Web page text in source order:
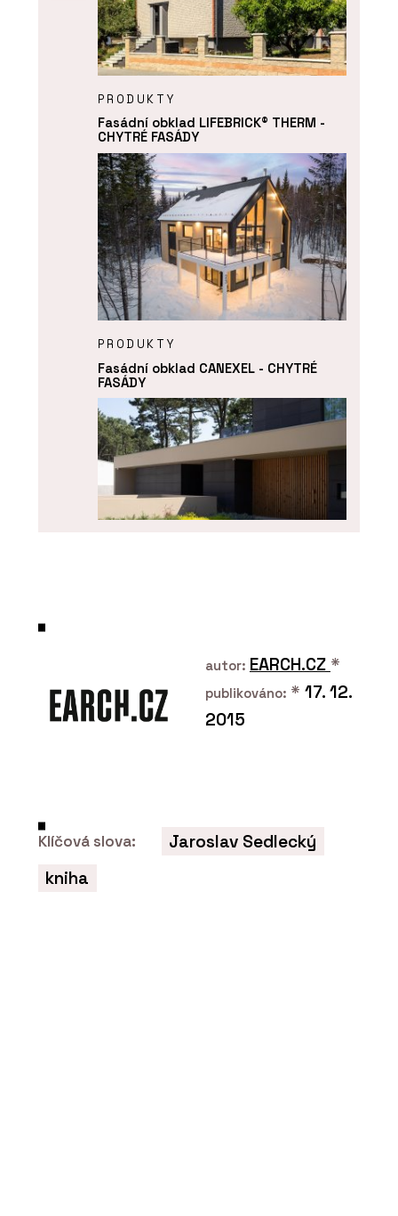
PRODUKTY
Fasádní obklad LIFEBRICK® THERM -
CHYTRÉ FASÁDY
PRODUKTY
Fasádní obklad CANEXEL - CHYTRÉ
FASÁDY
O FIRMĚ
autor: EARCH.CZ *
publikováno: * 17. 12.
2015
Klíčová slova:
Jaroslav Sedlecký
kniha